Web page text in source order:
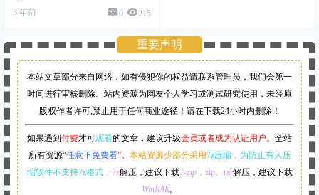
3 年前 0 215
重要声明
本站文章部分来自网络，如有侵犯你的权益请联系管理员， 我们会第一
时间进行审核删除。站内资源为网友个人学习或测试研究使用，未经原
版权作者许可,禁止用于任何商业途径！请在下载24小时内删除！
如果遇到 付费才可观看的文章，建议升级会员或者成为认证用户。 全站
所有资源“任意下免费看”。 本站资源少部分采用7z压缩， 为防止有人压
缩软件不支持7z格式，7z解压，建议下载7-zip，zip、rar解压，建议下载
WinRAR。